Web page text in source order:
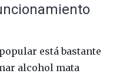
está bastante
alcohol mata